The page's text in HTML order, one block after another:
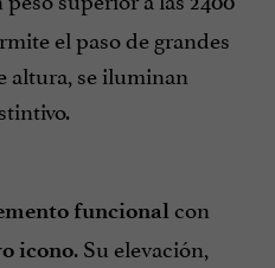
el paso de grandes
altura, se iluminan
funcional con
icono. Su elevación,